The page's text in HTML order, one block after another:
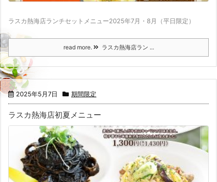
ラスカ熱海店ランチセットメニュー2025年7月・8月（平日限定）
read more. ラスカ熱海店ラン ...
2025年5月7日 期間限定
ラスカ熱海店初夏メニュー